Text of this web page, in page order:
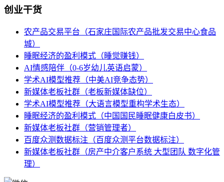
创业干货
农产品交易平台（石家庄国际农产品批发交易中心食品
城）
睡眠经济的盈利模式（睡觉赚钱）
AI情感陪伴（0-6岁幼儿英语启蒙）
学术AI模型推荐（中美AI竞争态势）
新媒体老板社群（老板新媒体缺位）
学术AI模型推荐（大语言模型重构学术生态）
睡眠经济的盈利模式（中国国民睡眠健康白皮书）
新媒体老板社群（营销管理者）
百度众测数据标注（百度众测平台数据标注）
新媒体老板社群（房产中介客户系统 大型团队 数字化管
理）